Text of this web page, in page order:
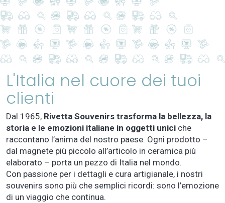
L'Italia nel cuore dei tuoi
clienti
Dal 1965, Rivetta Souvenirs trasforma la bellezza, la
storia e le emozioni italiane in oggetti unici che
raccontano l’anima del nostro paese. Ogni prodotto –
dal magnete più piccolo all’articolo in ceramica più
elaborato – porta un pezzo di Italia nel mondo.
Con passione per i dettagli e cura artigianale, i nostri
souvenirs sono più che semplici ricordi: sono l’emozione
di un viaggio che continua.